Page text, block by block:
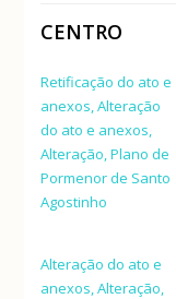
CENTRO
Retificação do ato e
anexos, Alteração
do ato e anexos,
Alteração, Plano de
Pormenor de Santo
Agostinho
Alteração do ato e
anexos, Alteração,